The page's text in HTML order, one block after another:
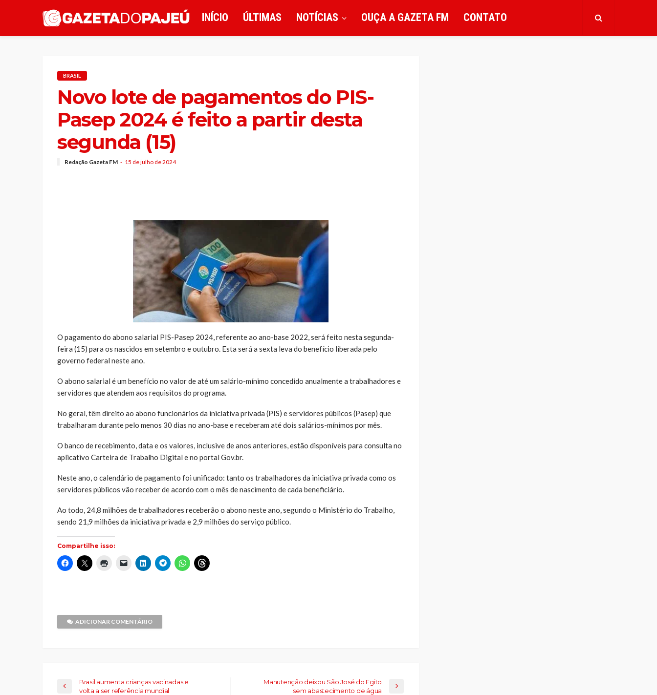
INÍCIO ÚLTIMAS NOTÍCIAS OUÇA A GAZETA FM CONTATO
BRASIL
Novo lote de pagamentos do PIS-
Pasep 2024 é feito a partir desta
segunda (15)
Redação Gazeta FM 15 de julho de 2024
O pagamento do abono salarial PIS-Pasep 2024, referente ao ano-base 2022, será feito nesta segunda-
feira (15) para os nascidos em setembro e outubro. Esta será a sexta leva do benefício liberada pelo
governo federal neste ano.
O abono salarial é um benefício no valor de até um salário-mínimo concedido anualmente a trabalhadores e
servidores que atendem aos requisitos do programa.
No geral, têm direito ao abono funcionários da iniciativa privada (PIS) e servidores públicos (Pasep) que
trabalharam durante pelo menos 30 dias no ano-base e receberam até dois salários-mínimos por mês.
O banco de recebimento, data e os valores, inclusive de anos anteriores, estão disponíveis para consulta no
aplicativo Carteira de Trabalho Digital e no portal Gov.br.
Neste ano, o calendário de pagamento foi unificado: tanto os trabalhadores da iniciativa privada como os
servidores públicos vão receber de acordo com o mês de nascimento de cada beneficiário.
Ao todo, 24,8 milhões de trabalhadores receberão o abono neste ano, segundo o Ministério do Trabalho,
sendo 21,9 milhões da iniciativa privada e 2,9 milhões do serviço público.
Compartilhe isso:
Clique
para
Clique
para
Clique
para
Clique
para
um
amigo(abre
em
Clique
para
Clique
para
Clique
para
Clique
para
ADICIONAR COMENTÁRIO
Brasil aumenta crianças vacinadas e
volta a ser referência mundial
Manutenção deixou São José do Egito
sem abastecimento de água